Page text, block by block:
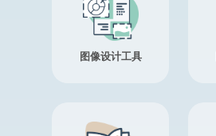
图像设计工具